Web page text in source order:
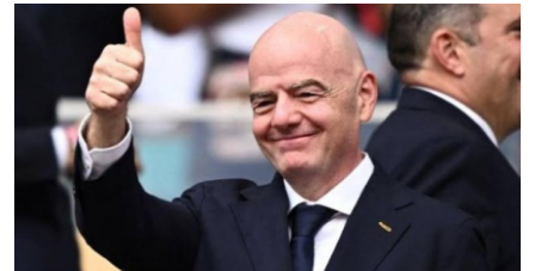
ايوا مصر
الاخبار الشائعة
إنفانتينو يخطو نحو ولاية رابعة في رئاسة فيفا
عمر إبراهيم